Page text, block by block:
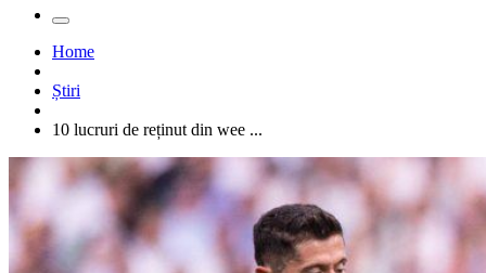
Home
Știri
10 lucruri de reținut din wee ...